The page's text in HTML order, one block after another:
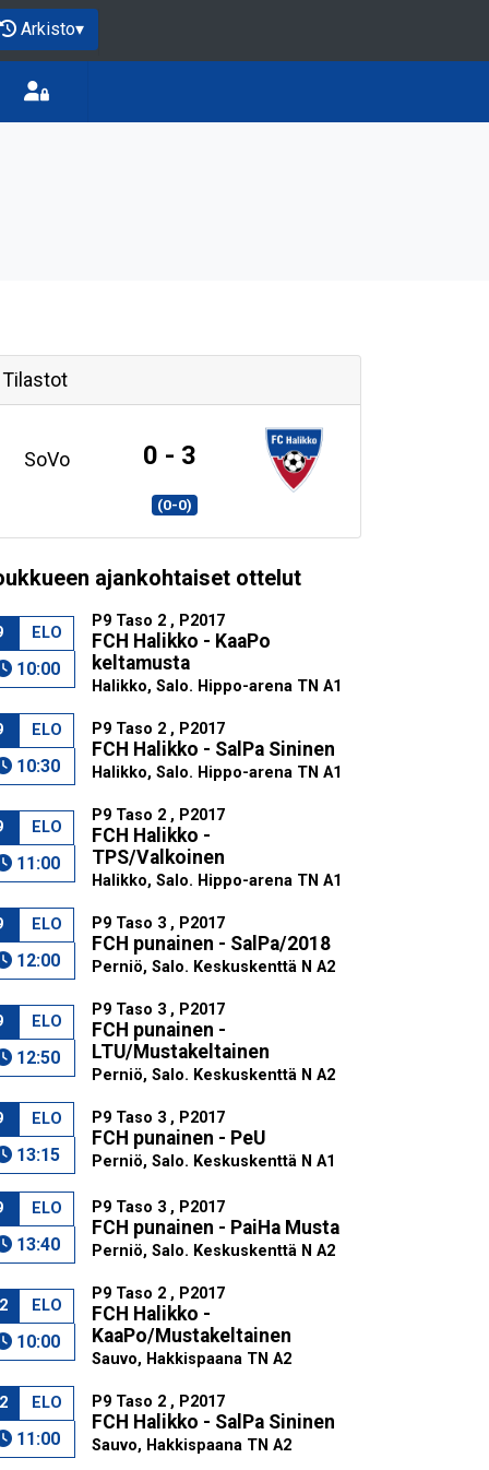
Arkisto▾
Tilastot
SoVo 0 - 3
(0-0)
ajankohtaiset ottelut
ELO
10:00
P9 Taso 2 , P2017
FCH Halikko - KaaPo
keltamusta
Halikko, Salo. Hippo-arena TN A1
ELO
10:30
P9 Taso 2 , P2017
FCH Halikko - SalPa Sininen
Halikko, Salo. Hippo-arena TN A1
ELO
11:00
P9 Taso 2 , P2017
FCH Halikko -
TPS/Valkoinen
Halikko, Salo. Hippo-arena TN A1
ELO
12:00
P9 Taso 3 , P2017
FCH punainen - SalPa/2018
Perniö, Salo. Keskuskenttä N A2
ELO
12:50
P9 Taso 3 , P2017
FCH punainen -
LTU/Mustakeltainen
Perniö, Salo. Keskuskenttä N A2
ELO
13:15
P9 Taso 3 , P2017
FCH punainen - PeU
Perniö, Salo. Keskuskenttä N A1
ELO
13:40
P9 Taso 3 , P2017
FCH punainen - PaiHa Musta
Perniö, Salo. Keskuskenttä N A2
ELO
10:00
P9 Taso 2 , P2017
FCH Halikko -
KaaPo/Mustakeltainen
Sauvo, Hakkispaana TN A2
ELO
11:00
P9 Taso 2 , P2017
FCH Halikko - SalPa Sininen
Sauvo, Hakkispaana TN A2